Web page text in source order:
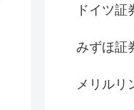
ドイツ証
みずほ証
メリルリ